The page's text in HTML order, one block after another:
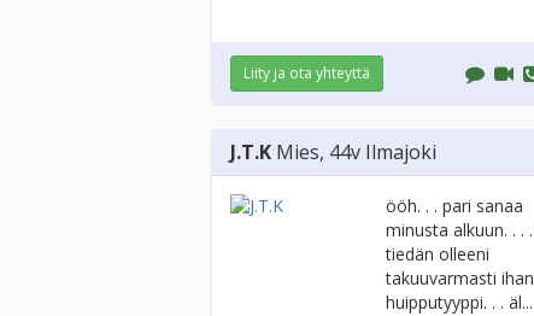
Liity ja ota yhteyttä
J.T.K Mies, 44v Ilmajoki
ööh. . . pari sanaa
minusta alkuun. . . .
tiedän olleeni
takuuvarmasti ihan
huipputyyppi. . . äl...